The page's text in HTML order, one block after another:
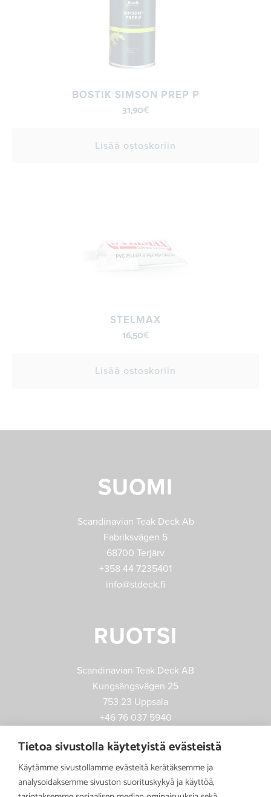
Tietoa sivustolla käytetyistä evästeistä
Käytämme sivustollamme evästeitä kerätäksemme ja
analysoidaksemme sivuston suorituskykyä ja käyttöä,
BOSTIK SIMSON PREP P
31,90€
Lisää ostoskoriin
STELMAX
16,50€
Lisää ostoskoriin
SUOMI
Scandinavian Teak Deck Ab
Fabriksvägen 5
68700 Terjärv
+358 44 7235401
info@stdeck.fi
RUOTSI
Scandinavian Teak Deck AB
Kungsängsvägen 25
753 23 Uppsala
+46 76 037 5940